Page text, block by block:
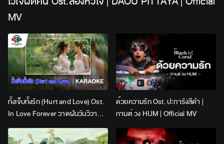
MV
ทั้งเจ็บทั้งรัก (Hurt and Love) Ost.
In Love Forever วาดฝันวันวิวาห์ |
Lingling Kwong x Orm
Kornnaphat | Official Karaoke
ด้วยความรัก Ost. ปะการังสีดำ |
กานต์ วง HUM | Official MV